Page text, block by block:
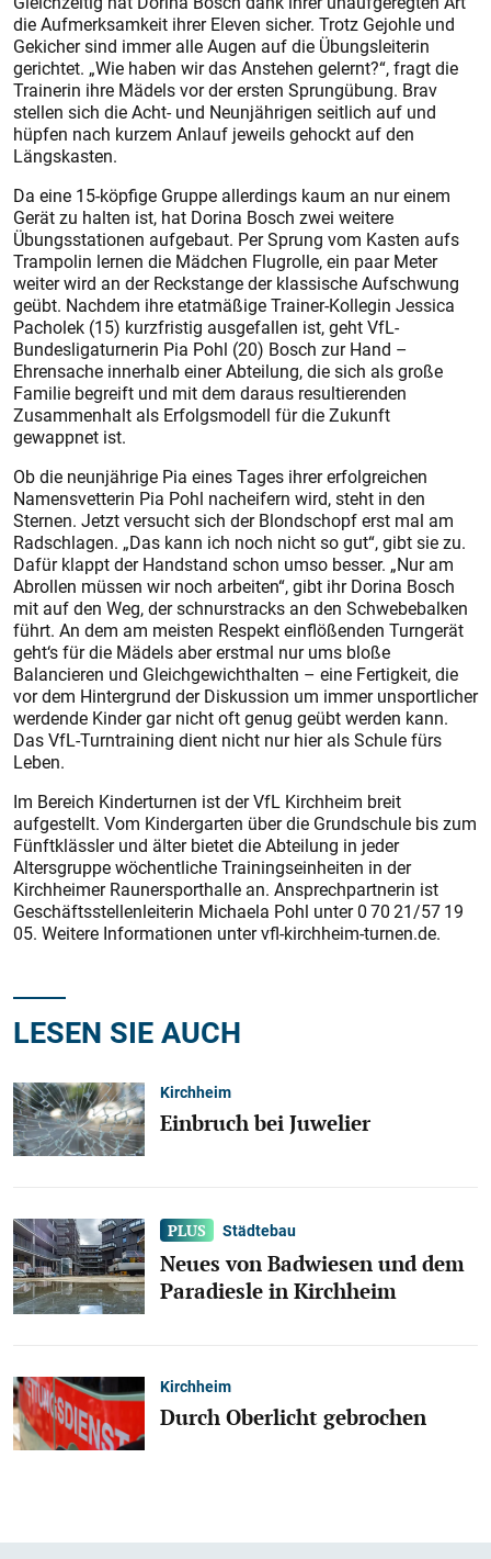
die Aufmerksamkeit ihrer Eleven sicher. Trotz Gejohle und
Gekicher sind immer alle Augen auf die Übungsleiterin
gerichtet. „Wie haben wir das Anstehen gelernt?“, fragt die
Trainerin ihre Mädels vor der ersten Sprungübung. Brav
stellen sich die Acht- und Neunjährigen seitlich auf und
hüpfen nach kurzem Anlauf jeweils gehockt auf den
Längskasten.
Da eine 15-köpfige Gruppe allerdings kaum an nur einem
Gerät zu halten ist, hat Dorina Bosch zwei weitere
Übungsstationen aufgebaut. Per Sprung vom Kasten aufs
Trampolin lernen die Mädchen Flugrolle, ein paar Meter
weiter wird an der Reckstange der klassische Aufschwung
geübt. Nachdem ihre etatmäßige Trainer-Kollegin Jessica
Pacholek (15) kurzfristig ausgefallen ist, geht VfL-
Bundesligaturnerin Pia Pohl (20) Bosch zur Hand –
Ehrensache innerhalb einer Abteilung, die sich als große
Familie begreift und mit dem daraus resultierenden
Zusammenhalt als Erfolgsmodell für die Zukunft
gewappnet ist.
Ob die neunjährige Pia eines Tages ihrer erfolgreichen
Namensvetterin Pia Pohl nacheifern wird, steht in den
Sternen. Jetzt versucht sich der Blondschopf erst mal am
Radschlagen. „Das kann ich noch nicht so gut“, gibt sie zu.
Dafür klappt der Handstand schon umso besser. „Nur am
Abrollen müssen wir noch arbeiten“, gibt ihr Dorina Bosch
mit auf den Weg, der schnurstracks an den Schwebebalken
führt. An dem am meisten Respekt einflößenden Turngerät
geht‘s für die Mädels aber erstmal nur ums bloße
Balancieren und Gleichgewichthalten – eine Fertigkeit, die
vor dem Hintergrund der Diskussion um immer unsportlicher
werdende Kinder gar nicht oft genug geübt werden kann.
Das VfL-Turntraining dient nicht nur hier als Schule fürs
Leben.
Im Bereich Kinderturnen ist der VfL Kirchheim breit
aufgestellt. Vom Kindergarten über die Grundschule bis zum
Fünftklässler und älter bietet die Abteilung in jeder
Altersgruppe wöchentliche Trainingseinheiten in der
Kirchheimer Raunersporthalle an. Ansprechpartnerin ist
Geschäftsstellenleiterin Michaela Pohl unter 0 70 21/57 19
05. Weitere Informationen unter vfl-kirchheim-turnen.de.
LESEN SIE AUCH
Kirchheim
Einbruch bei Juwelier
Städtebau
Neues von Badwiesen und dem
Paradiesle in Kirchheim
Kirchheim
Durch Oberlicht gebrochen